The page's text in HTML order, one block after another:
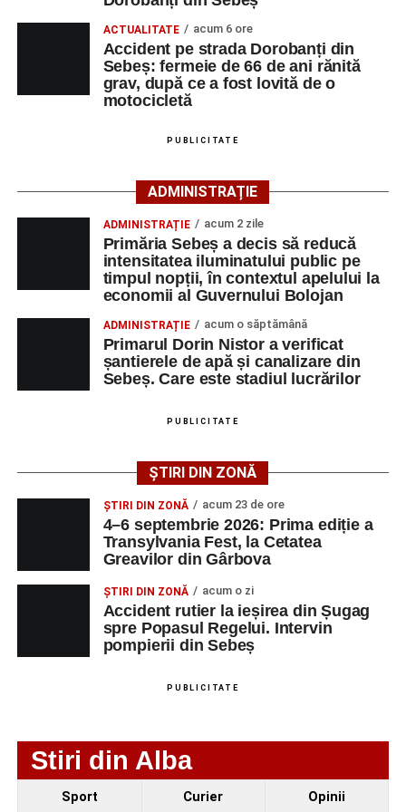
motocicletă
4–6 septembrie 2026: Prima ediție a Transylvania
Fest, la Cetatea Greavilor din Gârbova
primului ajutor medical și asigurarea măsurilor specifice.
Polițiștii s-au deplasat la fața locului pentru efectuarea
cercetărilor și stabilirea împrejurărilor exacte în care s-a
produs accidentul. De asemenea, aceștia acționează
66 ani, va fi transportată la UPU Alba Iulia”
Adaugă-ne ca sursă preferată
Urmărește-ne pe Google News
Ultimele știri din Sebeș
Femeie de 66 de ani, transportată în stare gravă la
strada Dorobanți din Sebeș
Accident pe strada Dorobanți din Sebeș: fermeie
de 66 de ani rănită grav, după ce a fost lovită de o
motocicletă
4–6 septembrie 2026: Prima ediție a Transylvania
Fest, la Cetatea Greavilor din Gârbova
ACTUALITATE acum 6 ore
Accident pe strada Dorobanți din
Sebeș: fermeie de 66 de ani rănită
grav, după ce a fost lovită de o
motocicletă
PUBLICITATE
ADMINISTRAȚIE
ADMINISTRAȚIE acum 2 zile
Primăria Sebeș a decis să reducă
intensitatea iluminatului public pe
timpul nopții, în contextul apelului la
economii al Guvernului Bolojan
ADMINISTRAȚIE acum o săptămână
Primarul Dorin Nistor a verificat
șantierele de apă și canalizare din
Sebeș. Care este stadiul lucrărilor
PUBLICITATE
ȘTIRI DIN ZONĂ
ȘTIRI DIN ZONĂ acum 23 de ore
4–6 septembrie 2026: Prima ediție a
Transylvania Fest, la Cetatea
Greavilor din Gârbova
ȘTIRI DIN ZONĂ acum o zi
Accident rutier la ieșirea din Șugag
spre Popasul Regelui. Intervin
pompierii din Sebeș
PUBLICITATE
Stiri din Alba
Sport Curier Opinii